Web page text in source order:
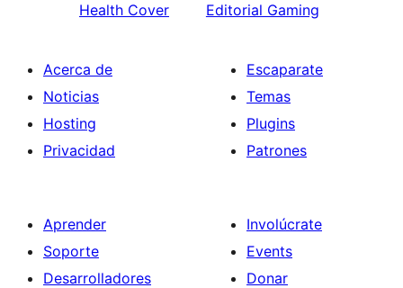
Health Cover
Editorial Gaming
Acerca de
Noticias
Hosting
Privacidad
Escaparate
Temas
Plugins
Patrones
Aprender
Soporte
Desarrolladores
Involúcrate
Events
Donar